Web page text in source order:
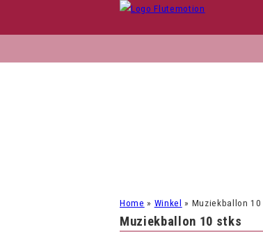
Home » Winkel » Muziekballon 10
Muziekballon 10 stks